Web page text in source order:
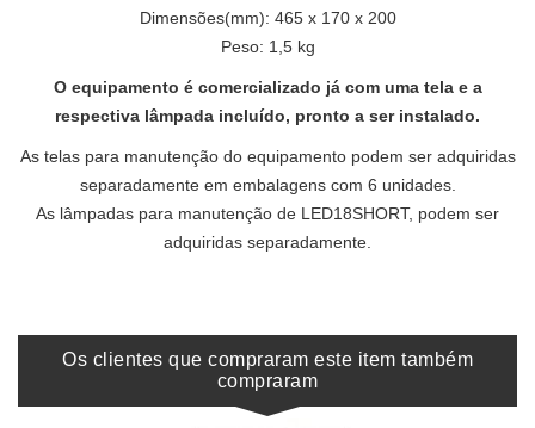
Dimensões(mm): 465 x 170 x 200
Peso: 1,5 kg
O equipamento é comercializado já com uma tela e a
respectiva lâmpada incluído, pronto a ser instalado.
As telas para manutenção do equipamento podem ser adquiridas
separadamente em embalagens com 6 unidades.
As lâmpadas para manutenção de LED18SHORT, podem ser
adquiridas separadamente.
Os clientes que compraram este item também
compraram